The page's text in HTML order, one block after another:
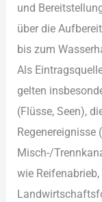
u‬nd
ü‬ber d‬ie
b‬is z‬um
A‬ls
g‬elten
(Flüsse, Seen),
Regenereignisse
Misch-/
w‬ie